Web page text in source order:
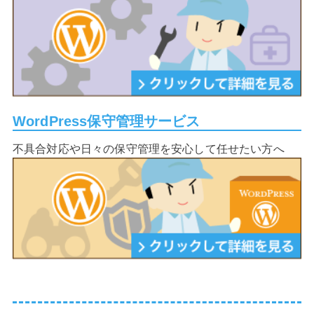
WordPress保守管理サービス
不具合対応や日々の保守管理を安心して任せたい方へ